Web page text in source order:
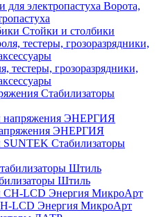
Ворота,
Стойки и столбики
тестеры, грозоразрядники,
Стабилизаторы
ЭНЕРГИЯ
Стабилизаторы
Штиль
LCD Энepгия МикроАрт